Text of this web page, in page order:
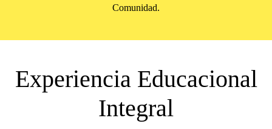
Comunidad.
Experiencia Educacional
Integral